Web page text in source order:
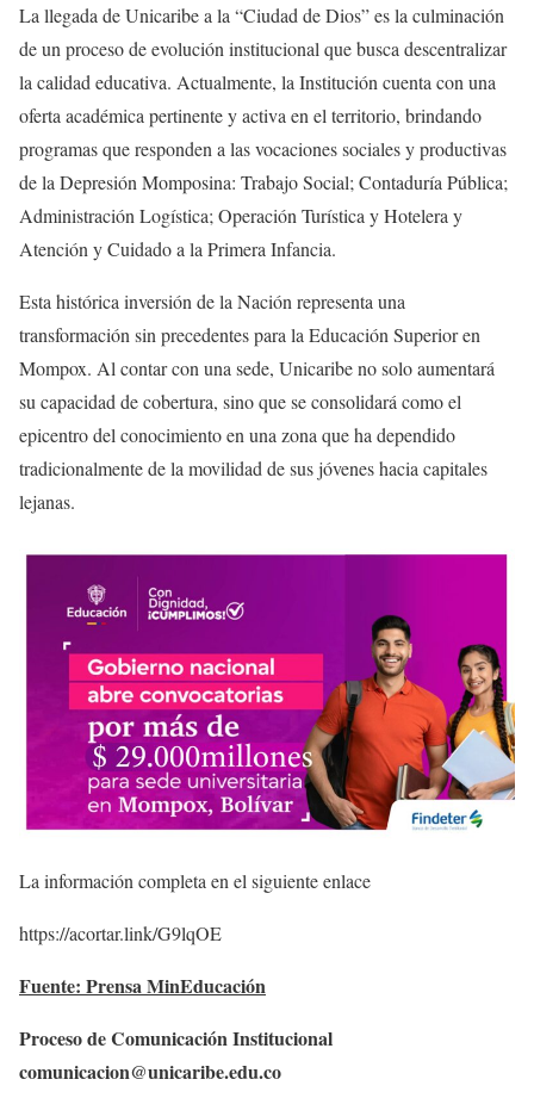
La llegada de Unicaribe a la “Ciudad de Dios” es la culminación
de un proceso de evolución institucional que busca descentralizar
la calidad educativa. Actualmente, la Institución cuenta con una
oferta académica pertinente y activa en el territorio, brindando
programas que responden a las vocaciones sociales y productivas
de la Depresión Momposina: Trabajo Social; Contaduría Pública;
Administración Logística; Operación Turística y Hotelera y
Atención y Cuidado a la Primera Infancia.
Esta histórica inversión de la Nación representa una
transformación sin precedentes para la Educación Superior en
Mompox. Al contar con una sede, Unicaribe no solo aumentará
su capacidad de cobertura, sino que se consolidará como el
epicentro del conocimiento en una zona que ha dependido
tradicionalmente de la movilidad de sus jóvenes hacia capitales
lejanas.
La información completa en el siguiente enlace
https://acortar.link/G9lqOE
Fuente: Prensa MinEducación
Proceso de Comunicación Institucional
comunicacion@unicaribe.edu.co